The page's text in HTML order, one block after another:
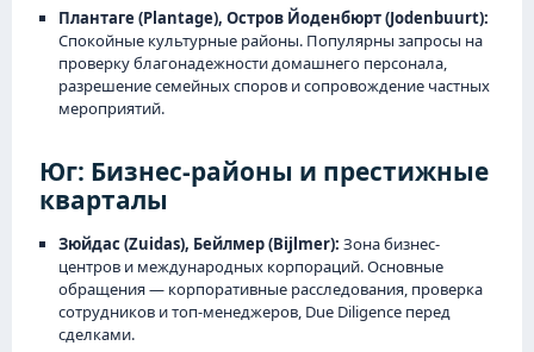
Плантаге (Plantage), Остров Йоденбюрт (Jodenbuurt):
Спокойные культурные районы. Популярны запросы на
проверку благонадежности домашнего персонала,
разрешение семейных споров и сопровождение частных
мероприятий.
Юг: Бизнес-районы и престижные
кварталы
Зюйдас (Zuidas), Бейлмер (Bijlmer): Зона бизнес-
центров и международных корпораций. Основные
обращения — корпоративные расследования, проверка
сотрудников и топ-менеджеров, Due Diligence перед
сделками.